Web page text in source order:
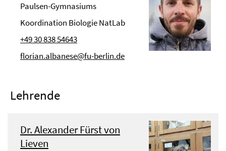
Paulsen-Gymnasiums
Koordination Biologie NatLab
+49 30 838 54643
florian.albanese@fu-berlin.de
Lehrende
Dr. Alexander Fürst von
Lieven